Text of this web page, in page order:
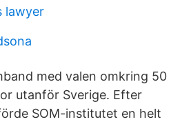
lawyer
med valen omkring 50
utanför Sverige. Efter
SOM-institutet en helt